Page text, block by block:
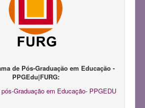
Eventos
de Pós-Graduação em Educação -
PPGEdu|FURG: